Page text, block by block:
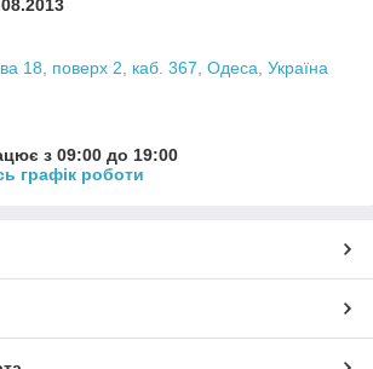
18, поверх 2, каб. 367, Одеса, Україна
з 09:00 до 19:00
графік роботи